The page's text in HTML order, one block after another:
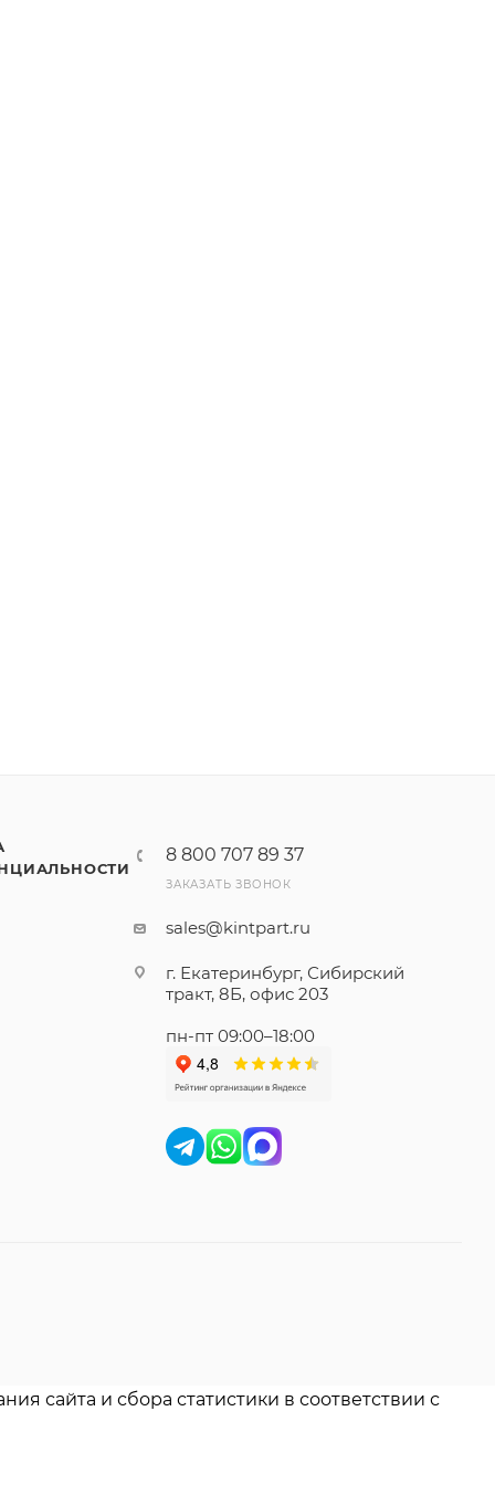
8 800 707 89 37
ЗАКАЗАТЬ ЗВОНОК
sales@kintpart.ru
г. Екатеринбург, Сибирский
тракт, 8Б, офис 203
пн-пт 09:00–18:00
сайта и сбора статистики в соответствии с